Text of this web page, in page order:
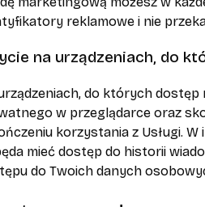
reklamowe i nie
na urządzeniach, do
do których
w przeglądarce oraz
korzystania z Usługi.
mieć dostęp do historii
do Twoich danych